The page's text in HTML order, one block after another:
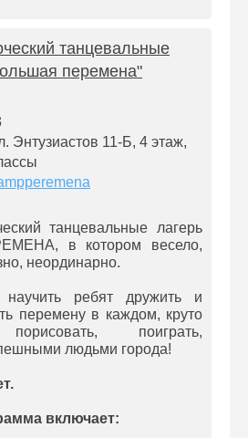
танцевальные
перемена"
Энтузиастов 11-Б, 4 этаж,
танцевальные лагерь
в котором весело,
неординарно.
ребят дружить и
перемену в каждом, круто
порисовать, поиграть,
людьми города!
включает: